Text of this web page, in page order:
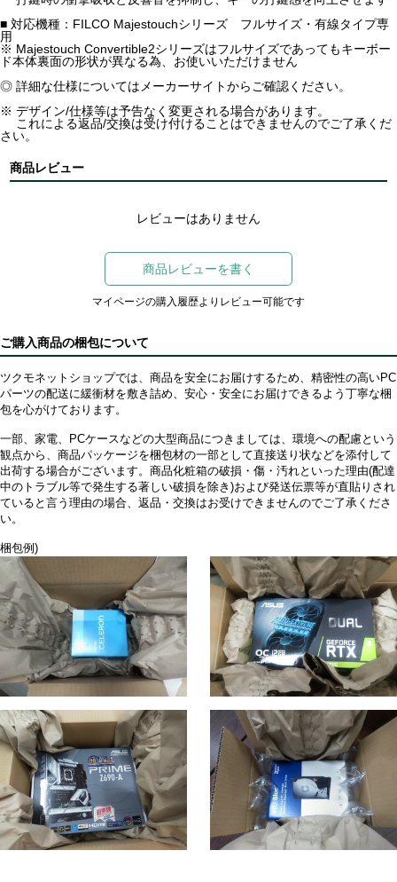
■ 対応機種：FILCO Majestouchシリーズ フルサイズ・有線タイプ専
用
※ Majestouch Convertible2シリーズはフルサイズであってもキーボー
ド本体裏面の形状が異なる為、お使いいただけません
◎ 詳細な仕様についてはメーカーサイトからご確認ください。
※ デザイン/仕様等は予告なく変更される場合があります。
これによる返品/交換は受け付けることはできませんのでご了承くだ
さい。
商品レビュー
レビューはありません
商品レビューを書く
マイページの購入履歴よりレビュー可能です
ご購入商品の梱包について
ツクモネットショップでは、商品を安全にお届けするため、精密性の高いPC
パーツの配送に緩衝材を敷き詰め、安心・安全にお届けできるよう丁寧な梱
包を心がけております。
一部、家電、PCケースなどの大型商品につきましては、環境への配慮という
観点から、商品パッケージを梱包材の一部として直接送り状などを添付して
出荷する場合がございます。商品化粧箱の破損・傷・汚れといった理由(配達
中のトラブル等で発生する著しい破損を除き)および発送伝票等が直貼りされ
ていると言う理由の場合、返品・交換はお受けできませんのでご了承くださ
い。
梱包例)